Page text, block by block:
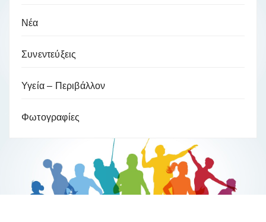
Νέα
Συνεντεύξεις
Υγεία – Περιβάλλον
Φωτογραφίες